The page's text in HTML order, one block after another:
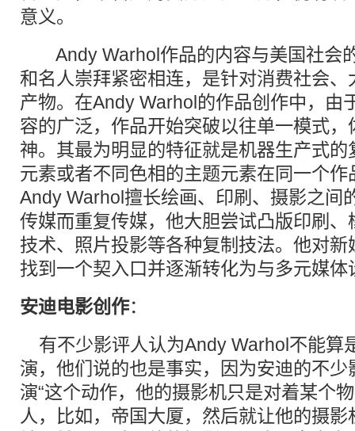
意义。
Andy Warhol作品的内容与美国社会
和名人崇拜紧密相连，是针对消费社会
产物。在Andy Warhol的作品创作中，由
容的广泛，作品开始突破以往单一模式
神。其最为明显的特征就是机器生产式
元素或者不同色相的主题元素在同一个
Andy Warhol擅长绘画、印刷、摄影之间
传媒而重复传媒，他大胆尝试凸版印刷
技术、照片投影等各种复制技法。他对
找到一个契入口并逐渐转化为与多元媒
安迪电影创作：
有不少影评人认为Andy Warhol不能算
演，他们说的也是事实，因为安迪的不少
演“这个动作，他的摄影机只是对着某个
人，比如，帝国大厦，然后就让他的摄